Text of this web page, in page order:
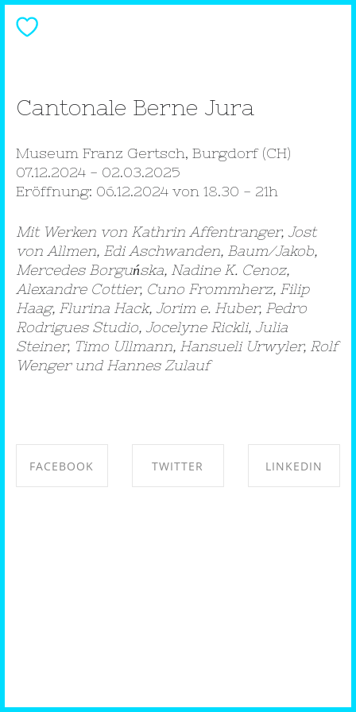
Cantonale Berne Jura
Museum Franz Gertsch, Burgdorf (CH)
07.12.2024 - 02.03.2025
Eröffnung: 06.12.2024 von 18.30 - 21h
Mit Werken von Kathrin Affentranger, Jost
von Allmen, Edi Aschwanden, Baum/Jakob,
Mercedes Borguńska, Nadine K. Cenoz,
Alexandre Cottier, Cuno Frommherz, Filip
Haag, Flurina Hack, Jorim e. Huber, Pedro
Rodrigues Studio, Jocelyne Rickli, Julia
Steiner, Timo Ullmann, Hansueli Urwyler, Rolf
Wenger und Hannes Zulauf
FACEBOOK TWITTER LINKEDIN